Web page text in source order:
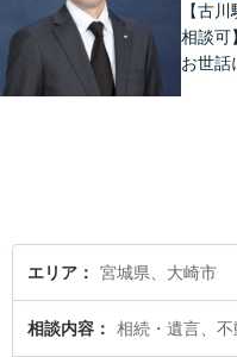
【古
相談可
お世話
エリア 宮城県、大崎市
相談内容 相続・遺言、